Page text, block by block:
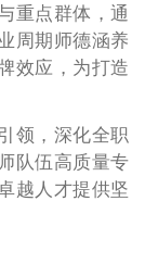
重点群体，通
周期师德涵养
效应，为打造
领，深化全职
队伍高质量专
越人才提供坚